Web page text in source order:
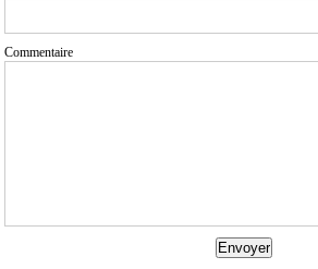
Commentaire